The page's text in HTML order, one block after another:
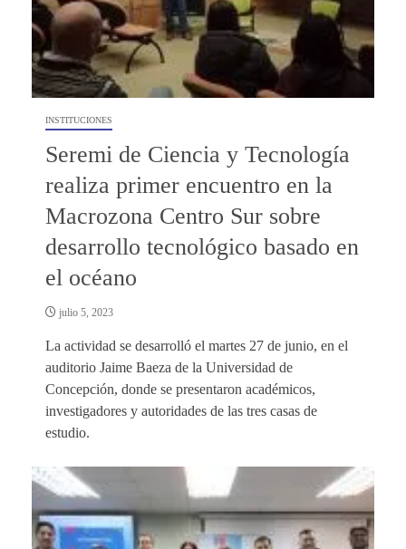
INSTITUCIONES
Seremi de Ciencia y Tecnología
realiza primer encuentro en la
Macrozona Centro Sur sobre
desarrollo tecnológico basado en
el océano
julio 5, 2023
La actividad se desarrolló el martes 27 de junio, en el
auditorio Jaime Baeza de la Universidad de
Concepción, donde se presentaron académicos,
investigadores y autoridades de las tres casas de
estudio.